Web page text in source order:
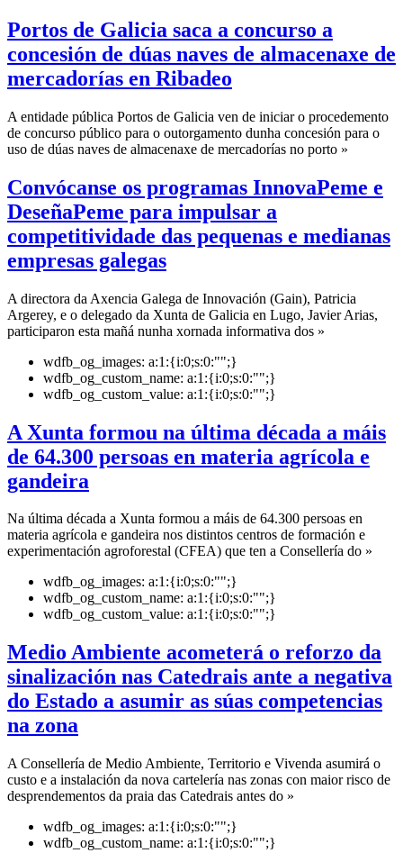
Portos de Galicia saca a concurso a
concesión de dúas naves de almacenaxe de
mercadorías en Ribadeo
A entidade pública Portos de Galicia ven de iniciar o procedemento
de concurso público para o outorgamento dunha concesión para o
uso de dúas naves de almacenaxe de mercadorías no porto »
Convócanse os programas InnovaPeme e
DeseñaPeme para impulsar a
competitividade das pequenas e medianas
empresas galegas
A directora da Axencia Galega de Innovación (Gain), Patricia
Argerey, e o delegado da Xunta de Galicia en Lugo, Javier Arias,
participaron esta mañá nunha xornada informativa dos »
wdfb_og_images: a:1:{i:0;s:0:"";}
wdfb_og_custom_name: a:1:{i:0;s:0:"";}
wdfb_og_custom_value: a:1:{i:0;s:0:"";}
A Xunta formou na última década a máis
de 64.300 persoas en materia agrícola e
gandeira
Na última década a Xunta formou a máis de 64.300 persoas en
materia agrícola e gandeira nos distintos centros de formación e
experimentación agroforestal (CFEA) que ten a Consellería do »
wdfb_og_images: a:1:{i:0;s:0:"";}
wdfb_og_custom_name: a:1:{i:0;s:0:"";}
wdfb_og_custom_value: a:1:{i:0;s:0:"";}
Medio Ambiente acometerá o reforzo da
sinalización nas Catedrais ante a negativa
do Estado a asumir as súas competencias
na zona
A Consellería de Medio Ambiente, Territorio e Vivenda asumirá o
custo e a instalación da nova cartelería nas zonas con maior risco de
desprendementos da praia das Catedrais antes do »
wdfb_og_images: a:1:{i:0;s:0:"";}
wdfb_og_custom_name: a:1:{i:0;s:0:"";}